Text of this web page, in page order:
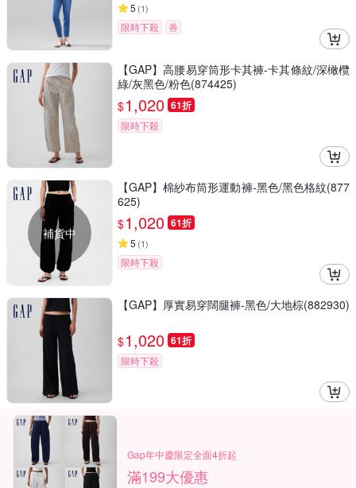
5 (1)
限時下殺 券
【GAP】高腰易穿筒形卡其褲-卡其條紋/深橄欖
綠/灰黑色/粉色(874425)
$1,020 61折
限時下殺
補貨中
【GAP】棉紗布筒形運動褲-黑色/黑色格紋(877
625)
$1,020 61折
5 (1)
限時下殺
【GAP】厚實易穿闊腿褲-黑色/大地棕(882930)
$1,020 61折
限時下殺
Gap年中慶限定全面4折起
滿199大優惠